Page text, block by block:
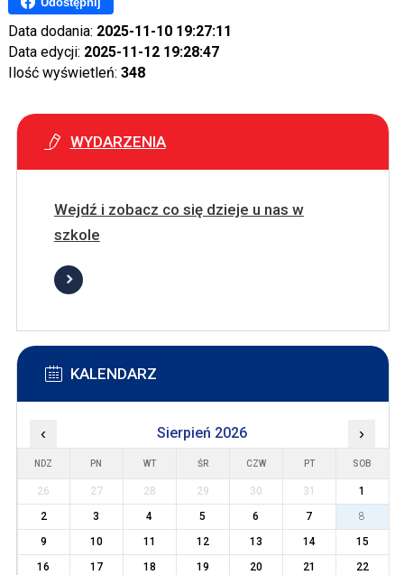
Data dodania: 2025-11-10 19:27:11
Data edycji: 2025-11-12 19:28:47
Ilość wyświetleń: 348
WYDARZENIA
Wejdź i zobacz co się dzieje u nas w
szkole
KALENDARZ
‹ Sierpień 2026 ›
NDZ PN WT ŚR CZW PT SOB
26 27 28 29 30 31
1
2
3 4 5 6 7
8
9
10 11 12 13 14
15
16
17 18 19 20 21
22